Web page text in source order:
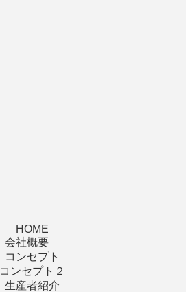
HOME
会社概要
コンセプト
コンセプト２
生産者紹介